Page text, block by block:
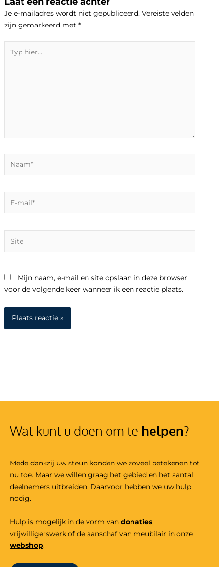
Je e-mailadres wordt niet gepubliceerd. Vereiste velden
zijn gemarkeerd met*
hier...
Mijn naam, e-mail en site opslaan in deze browser
voor de volgende keer wanneer ik een reactie plaats.
Wat kunt u doen om te helpen?
Mede dankzij uw steun konden we zoveel betekenen tot
nu toe. Maar we willen graag het gebied en het aantal
deelnemers uitbreiden. Daarvoor hebben we uw hulp
nodig.
Hulp is mogelijk in de vorm van donaties,
vrijwilligerswerk of de aanschaf van meubilair in onze
webshop.